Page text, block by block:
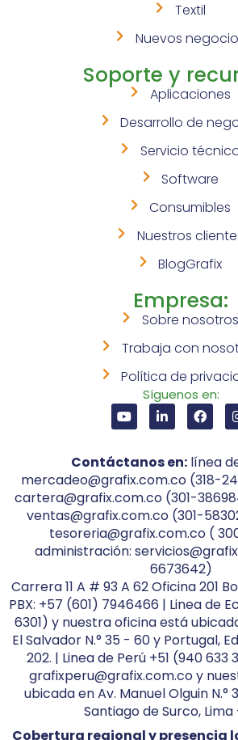
Textil
Nuevos
Soporte y
Aplicaciones
Desarrollo de
Servicio
Software
Consumibles
Nuestros
BlogGrafix
Empresa:
Sobre nosotros
Trabaja con
Política de
Síguenos en:
Contáctanos en: línea
mercadeo@grafix.com.co (318-
cartera@grafix.com.co (301-
ventas@grafix.com.co (301-
tesoreria@grafix.com.co (
administración:
6673642)
Carrera 11 A # 93 A 62 Oficina 201
PBX: +57 (601) 7946466 | Linea de
6301) y nuestra oficina está
El Salvador N.° 35 - 60 y Portugal,
202. | Linea de Perú +51 (940
grafixperu@grafix.com.co y
ubicada en Av. Manuel Olguin N.°
Santiago de Surco, Lima
Cobertura regional y presencia